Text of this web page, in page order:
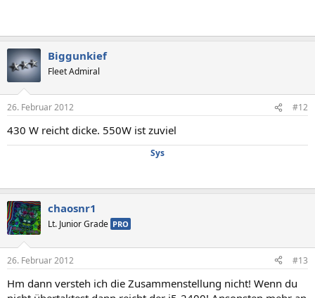
Biggunkief
Fleet Admiral
26. Februar 2012 #12
430 W reicht dicke. 550W ist zuviel
Sys
chaosnr1
Lt. Junior Grade PRO
26. Februar 2012 #13
Hm dann versteh ich die Zusammenstellung nicht! Wenn du